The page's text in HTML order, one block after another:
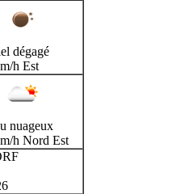
dégagé
h Est
nuageux
h Nord Est